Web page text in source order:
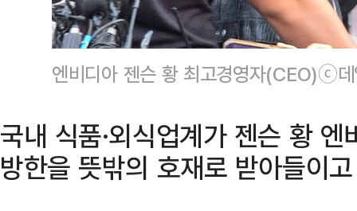
엔비디아 젠슨 황 최고경영자(CEO)ⓒ
국내 식품·외식업계가 젠슨 황
방한을 뜻밖의 호재로 받아들이